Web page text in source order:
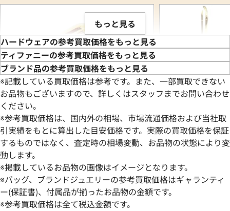
ティファニー ハードウェア リング
参考買取価格
275,000円
ティファニー ハ
イヤリング
参考買取価格
もっと見る
ハードウェアの参考買取価格をもっと見る
ティファニーの参考買取価格をもっと見る
ブランド品の参考買取価格をもっと見る
※記載している買取価格は参考です。また、一部買取できない
お品物もございますので、詳しくはスタッフまでお問い合わせ
ください。
※参考買取価格は、国内外の相場、市場流通価格および当社取
引実績をもとに算出した目安価格です。実際の買取価格を保証
するものではなく、査定時の相場変動、お品物の状態により変
動します。
※掲載しているお品物の画像はイメージとなります。
※バッグ、ブランドジュエリーの参考買取価格はギャランティ
ー(保証書)、付属品が揃ったお品物の金額です。
※参考買取価格は全て税込金額です。